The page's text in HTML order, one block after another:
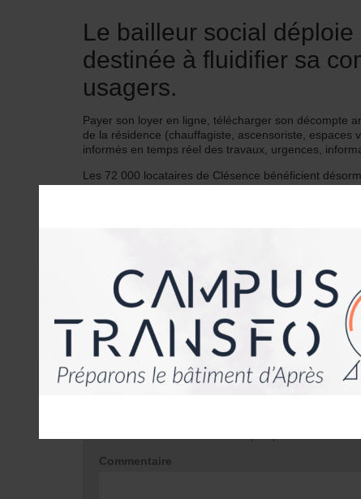
Le bailleur social déploie
destinée à fluidifier sa
usagers.
Payer son loyer en ligne, télécharger son décompte
de la résidence (chauffagiste, ascensoriste,
informés en temps réel des travaux, urgences,
Les 72 000 locataires de Clésence bénéficient
Chacun peut ainsi visualiser ses actualités, son
Outil gratuit
L’outil est téléchargeable gratuitement sur les
Picardie Habitat, il se veut complémentaire des
réseau d’agences locales, numéro d’appel clientèle
Filiale d’Action Logement, Clésence est implantée
Découvrir le tutoriel de So’Home en vidéo
Commentaire